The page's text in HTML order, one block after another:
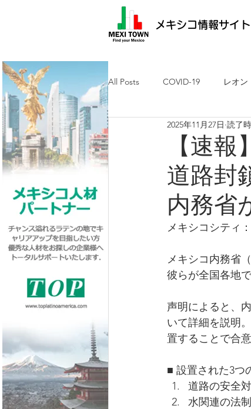
メキシコ情報サイ
All Posts COVID-19 レオン
メキシコ最新ニュース ケ
求人・メキシコ就労 日墨
【速
道路封
内務省
2025年11月27日 読了
メキシコシティ
メキシコ内務省
彼らが全国各地
声明によると、
いて詳細を説明
置することで合意
■ 設置された3つ
道路の安全
水関連の法